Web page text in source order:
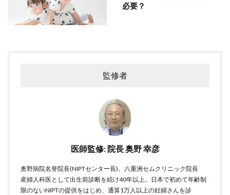
必要？
監修者
医師監修: 院長 奥野 幸彦
奥野病院名誉院長(NIPTセンター長)、八重洲セムクリニック院長
産婦人科医として出生前診断を続け40年以上。日本で初めて年齢制
限のないNIPTの提供をはじめ、通算1万人以上の妊婦さんを診